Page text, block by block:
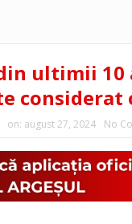
ultimii 10
considerat
on: august 27, 2024 No